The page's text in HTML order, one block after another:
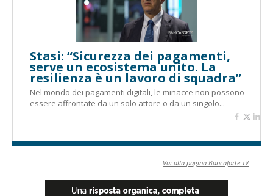
Stasi: “Sicurezza dei pagamenti,
serve un ecosistema unito. La
resilienza è un lavoro di squadra”
Nel mondo dei pagamenti digitali, le minacce non possono
essere affrontate da un solo attore o da un singolo...
Vai alla pagina Bancaforte TV